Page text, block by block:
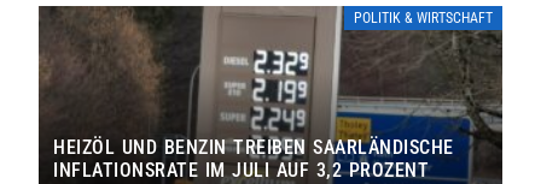
POLITIK & WIRTSCHAFT
HEIZÖL UND BENZIN TREIBEN SAARLÄNDISCHE
INFLATIONSRATE IM JULI AUF 3,2 PROZENT